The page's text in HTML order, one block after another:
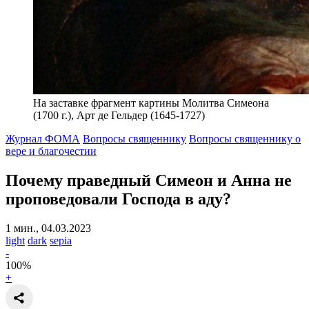
На заставке фрагмент картины Молитва Симеона
(1700 г.), Арт де Гельдер (1645-1727)
Журнал ФОМА Вопросы священнику Вопросы священнику о
вере и благочестии
Почему праведный Симеон и Анна не
проповедовали Господа в аду?
1 мин., 04.03.2023
light dark sepia
-
100%
+